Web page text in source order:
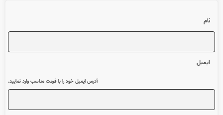
نام
ایمیل
آدرس ایمیل خود را با فرمت مناسب وارد نمایید.